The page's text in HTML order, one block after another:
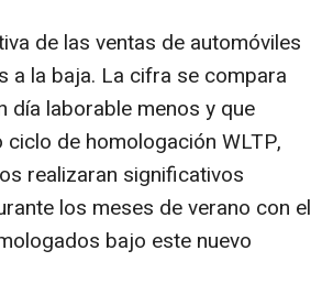
de las ventas de automóviles
a la baja. La cifra se compara
día laborable menos y que
de homologación WLTP,
realizaran significativos
los meses de verano con el
bajo este nuevo